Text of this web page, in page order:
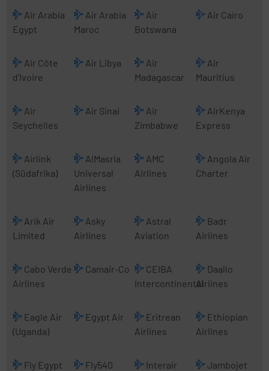
Air Arabia
Egypt
Air Arabia
Maroc
Air
Botswana
Air Cairo
Air Côte
d’Ivoire
Air Libya
Air
Madagascar
Air
Mauritius
Air
Seychelles
Air Sinai
Air
Zimbabwe
AirKenya
Express
Airlink
(Südafrika)
AlMasria
Universal
Airlines
AMC
Airlines
Angola Air
Charter
Arik Air
Limited
Asky
Airlines
Astral
Aviation
Badr
Airlines
Cabo Verde
Airlines
Camair-Co
CEIBA
Intercontinental
Daallo
Airlines
Eagle Air
(Uganda)
Egypt Air
Eritrean
Airlines
Ethiopian
Airlines
Fly Egypt Fly540
Interair
Jambojet